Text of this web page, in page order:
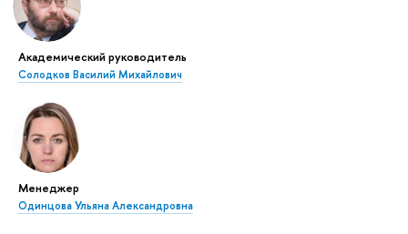
Академический руководитель
Солодков Василий Михайлович
Менеджер
Одинцова Ульяна Александровна